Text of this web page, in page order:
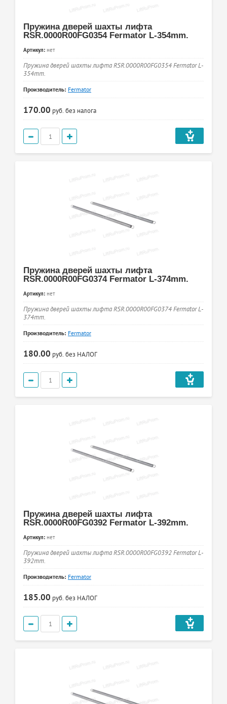
Пружина дверей шахты лифта
RSR.0000R00FG0354 Fermator L-354mm.
Артикул: нет
Пружина дверей шахты лифта RSR.0000R00FG0354 Fermator L-
354mm.
Производитель: Fermator
170.00 руб. без налога
Пружина дверей шахты лифта
RSR.0000R00FG0374 Fermator L-374mm.
Артикул: нет
Пружина дверей шахты лифта RSR.0000R00FG0374 Fermator L-
374mm.
Производитель: Fermator
180.00 руб. без НАЛОГ
Пружина дверей шахты лифта
RSR.0000R00FG0392 Fermator L-392mm.
Артикул: нет
Пружина дверей шахты лифта RSR.0000R00FG0392 Fermator L-
392mm.
Производитель: Fermator
185.00 руб. без НАЛОГ